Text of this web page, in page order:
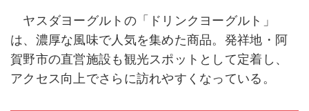
ヤスダヨーグルトの「ドリンクヨーグルト」
は、濃厚な風味で人気を集めた商品。発祥地・阿
賀野市の直営施設も観光スポットとして定着し、
アクセス向上でさらに訪れやすくなっている。